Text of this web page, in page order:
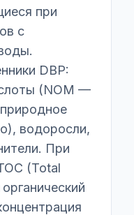
при
с
DBP:
(NOM —
водоросли,
При
(Total